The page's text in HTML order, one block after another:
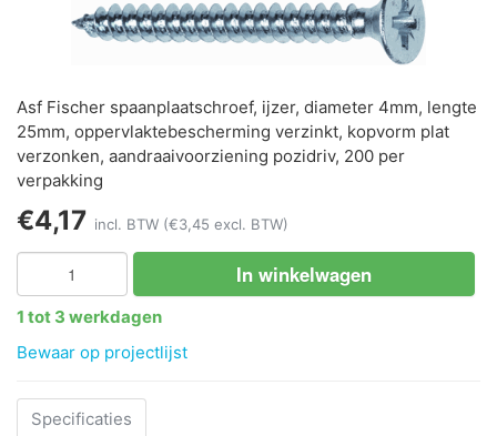
Asf Fischer spaanplaatschroef, ijzer, diameter 4mm, lengte
25mm, oppervlaktebescherming verzinkt, kopvorm plat
verzonken, aandraaivoorziening pozidriv, 200 per
verpakking
€4,17 incl. BTW (€3,45 excl. BTW)
In winkelwagen
1 tot 3 werkdagen
Bewaar op projectlijst
Specificaties